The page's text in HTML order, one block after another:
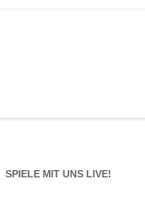
SPIELE MIT UNS LIVE!